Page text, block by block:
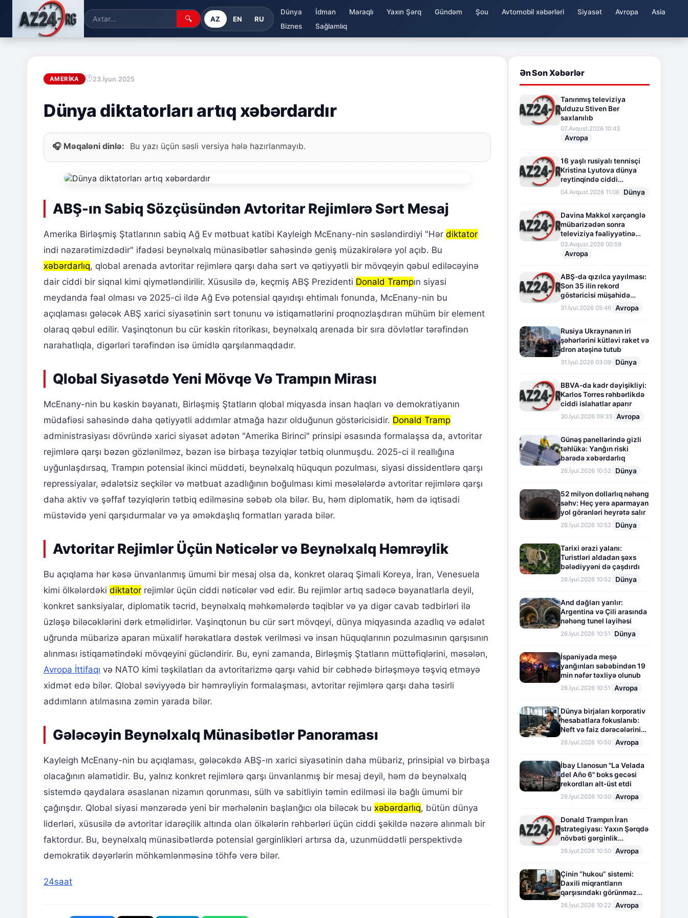
🔍 AZ EN RU
Dünya İdman Maraqlı Yaxın Şərq Gündəm Şou Avtomobil xəbərləri Siyasət Avropa
Asia
Biznes
Sağlamlıq
AMERIKA 23.İyun.2025
Dünya diktatorları artıq xəbərdardır
🎧 Məqaləni dinlə: Bu yazı üçün səsli versiya hələ hazırlanmayıb.
ABŞ-ın Sabiq Sözçüsündən Avtoritar Rejimlərə Sərt Mesaj
Amerika Birləşmiş Ştatlarının sabiq Ağ Ev mətbuat katibi Kayleigh McEnany-nin səsləndirdiyi "Hər diktator
indi nəzarətimizdədir" ifadəsi beynəlxalq münasibətlər sahəsində geniş müzakirələrə yol açıb. Bu
xəbərdarlıq, qlobal arenada avtoritar rejimlərə qarşı daha sərt və qətiyyətli bir mövqeyin qəbul ediləcəyinə
dair ciddi bir siqnal kimi qiymətləndirilir. Xüsusilə də, keçmiş ABŞ Prezidenti Donald Trampın siyasi
meydanda fəal olması və 2025-ci ildə Ağ Evə potensial qayıdışı ehtimalı fonunda, McEnany-nin bu
açıqlaması gələcək ABŞ xarici siyasətinin sərt tonunu və istiqamətlərini proqnozlaşdıran mühüm bir element
olaraq qəbul edilir. Vaşinqtonun bu cür kəskin ritorikası, beynəlxalq arenada bir sıra dövlətlər tərəfindən
narahatlıqla, digərləri tərəfindən isə ümidlə qarşılanmaqdadır.
Qlobal Siyasətdə Yeni Mövqe Və Trampın Mirası
McEnany-nin bu kəskin bəyanatı, Birləşmiş Ştatların qlobal miqyasda insan haqları və demokratiyanın
müdafiəsi sahəsində daha qətiyyətli addımlar atmağa hazır olduğunun göstəricisidir. Donald Tramp
administrasiyası dövründə xarici siyasət adətən "Amerika Birinci" prinsipi əsasında formalaşsa da, avtoritar
rejimlərə qarşı bəzən gözlənilməz, bəzən isə birbaşa təzyiqlər tətbiq olunmuşdu. 2025-ci il reallığına
uyğunlaşdırsaq, Trampın potensial ikinci müddəti, beynəlxalq hüququn pozulması, siyasi dissidentlərə qarşı
repressiyalar, ədalətsiz seçkilər və mətbuat azadlığının boğulması kimi məsələlərdə avtoritar rejimlərə qarşı
daha aktiv və şəffaf təzyiqlərin tətbiq edilməsinə səbəb ola bilər. Bu, həm diplomatik, həm də iqtisadi
müstəvidə yeni qarşıdurmalar və ya əməkdaşlıq formatları yarada bilər.
Avtoritar Rejimlər Üçün Nəticələr və Beynəlxalq Həmrəylik
Bu açıqlama hər kəsə ünvanlanmış ümumi bir mesaj olsa da, konkret olaraq Şimali Koreya, İran, Venesuela
kimi ölkələrdəki diktator rejimlər üçün ciddi nəticələr vəd edir. Bu rejimlər artıq sadəcə bəyanatlarla deyil,
konkret sanksiyalar, diplomatik təcrid, beynəlxalq məhkəmələrdə təqiblər və ya digər cavab tədbirləri ilə
üzləşə biləcəklərini dərk etməlidirlər. Vaşinqtonun bu cür sərt mövqeyi, dünya miqyasında azadlıq və ədalət
uğrunda mübarizə aparan müxalif hərəkatlara dəstək verilməsi və insan hüquqlarının pozulmasının qarşısının
alınması istiqamətindəki mövqeyini gücləndirir. Bu, eyni zamanda, Birləşmiş Ştatların müttəfiqlərini, məsələn,
Avropa İttifaqı və NATO kimi təşkilatları da avtoritarizmə qarşı vahid bir cəbhədə birləşməyə təşviq etməyə
xidmət edə bilər. Qlobal səviyyədə bir həmrəyliyin formalaşması, avtoritar rejimlərə qarşı daha təsirli
addımların atılmasına zəmin yarada bilər.
Gələcəyin Beynəlxalq Münasibətlər Panoraması
Kayleigh McEnany-nin bu açıqlaması, gələcəkdə ABŞ-ın xarici siyasətinin daha mübariz, prinsipial və birbaşa
olacağının əlamətidir. Bu, yalnız konkret rejimlərə qarşı ünvanlanmış bir mesaj deyil, həm də beynəlxalq
sistemdə qaydalara əsaslanan nizamın qorunması, sülh və sabitliyin təmin edilməsi ilə bağlı ümumi bir
çağırışdır. Qlobal siyasi mənzərədə yeni bir mərhələnin başlanğıcı ola biləcək bu xəbərdarlıq, bütün dünya
liderləri, xüsusilə də avtoritar idarəçilik altında olan ölkələrin rəhbərləri üçün ciddi şəkildə nəzərə alınmalı bir
faktordur. Bu, beynəlxalq münasibətlərdə potensial gərginlikləri artırsa da, uzunmüddətli perspektivdə
demokratik dəyərlərin möhkəmlənməsinə töhfə verə bilər.
24saat
Ən Son Xəbərlər
Tanınmış televiziya
ulduzu Stiven Ber
saxlanılıb
07.Avqust.2026 10:43
Avropa
16 yaşlı rusiyalı tennisçi
Kristina Lyutova dünya
reytinqində ciddi
irəliləyişə imza atdı
04.Avqust.2026 11:06 Dünya
Davina Makkol xərçənglə
mübarizədən sonra
televiziya fəaliyyətinə
fasilə verir
03.Avqust.2026 00:59
Avropa
ABŞ-da qızılca yayılması:
Son 35 ilin rekord
göstəricisi müşahidə
olunur
31.İyul.2026 05:46 Avropa
Rusiya Ukraynanın iri
şəhərlərini kütləvi raket və
dron atəşinə tutub
31.İyul.2026 03:09 Dünya
BBVA-da kadr dəyişikliyi:
Karlos Torres rəhbərlikdə
ciddi islahatlar aparır
30.İyul.2026 09:33 Avropa
Günəş panellərində gizli
təhlükə: Yanğın riski
barədə xəbərdarlıq
26.İyul.2026 10:52 Dünya
52 milyon dollarlıq nəhəng
səhv: Heç yerə aparmayan
yol görənləri heyrətə salır
26.İyul.2026 10:52 Dünya
Tarixi ərazi yalanı:
Turistləri aldadan şəxs
bələdiyyəni də çaşdırdı
26.İyul.2026 10:52 Dünya
And dağları yarılır:
Argentina və Çili arasında
nəhəng tunel layihəsi
26.İyul.2026 10:51 Dünya
İspaniyada meşə
yanğınları səbəbindən 19
min nəfər təxliyə olunub
26.İyul.2026 10:51 Avropa
Dünya birjaları korporativ
hesabatlara fokuslanıb:
Neft və faiz dərəcələrinin
təsiri altında cari vəziyyət
26.İyul.2026 10:50 Avropa
İbay Llanosun "La Velada
del Año 6" boks gecəsi
rekordları alt-üst etdi
26.İyul.2026 10:50 Avropa
Donald Trampın İran
strategiyası: Yaxın Şərqdə
növbəti gərginlik
mərhələsi
26.İyul.2026 10:50 Avropa
Çinin “hukou” sistemi:
Daxili miqrantların
qarşısındakı görünməz
sədd
26.İyul.2026 10:22 Avropa